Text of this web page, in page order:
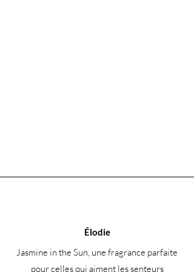
Élodie
Jasmine in the Sun, une fragrance parfaite
pour celles qui aiment les senteurs